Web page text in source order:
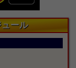
ール